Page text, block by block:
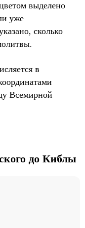
выделено
уже
сколько
в
Всемирной
до Киблы